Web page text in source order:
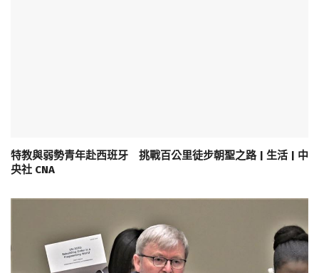
特教與弱勢青年赴西班牙 挑戰百公里徒步朝聖之路 | 生活 | 中
央社 CNA